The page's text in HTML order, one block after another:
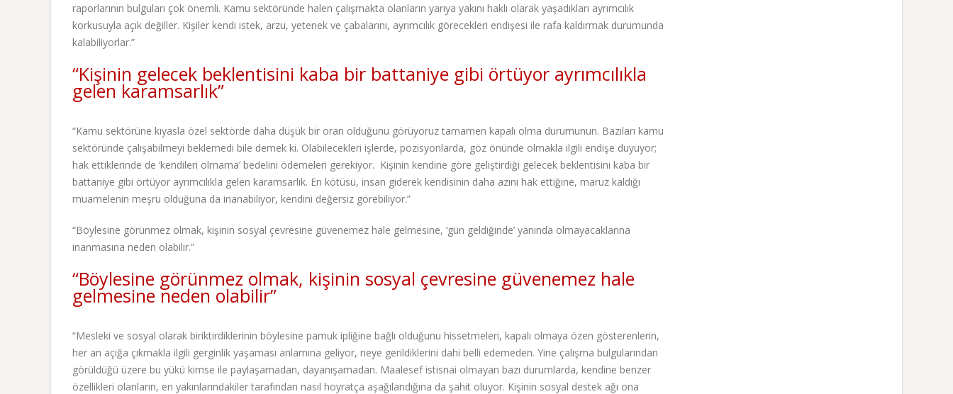
raporlarının bulguları çok önemli. Kamu sektöründe halen çalışmakta olanların yarıya yakını haklı olarak yaşadıkları ayrımcılık
korkusuyla açık değiller. Kişiler kendi istek, arzu, yetenek ve çabalarını, ayrımcılık görecekleri endişesi ile rafa kaldırmak durumunda
kalabiliyorlar.”
“Kişinin gelecek beklentisini kaba bir battaniye gibi örtüyor ayrımcılıkla
gelen karamsarlık”
“Kamu sektörüne kıyasla özel sektörde daha düşük bir oran olduğunu görüyoruz tamamen kapalı olma durumunun. Bazıları kamu
sektöründe çalışabilmeyi beklemedi bile demek ki. Olabilecekleri işlerde, pozisyonlarda, göz önünde olmakla ilgili endişe duyuyor;
hak ettiklerinde de ‘kendileri olmama’ bedelini ödemeleri gerekiyor. Kişinin kendine göre geliştirdiği gelecek beklentisini kaba bir
battaniye gibi örtüyor ayrımcılıkla gelen karamsarlık. En kötüsü, insan giderek kendisinin daha azını hak ettiğine, maruz kaldığı
muamelenin meşru olduğuna da inanabiliyor, kendini değersiz görebiliyor.”
“Böylesine görünmez olmak, kişinin sosyal çevresine güvenemez hale gelmesine, ‘gün geldiğinde’ yanında olmayacaklarına
inanmasına neden olabilir.”
“Böylesine görünmez olmak, kişinin sosyal çevresine güvenemez hale
gelmesine neden olabilir”
“Mesleki ve sosyal olarak biriktirdiklerinin böylesine pamuk ipliğine bağlı olduğunu hissetmeleri, kapalı olmaya özen gösterenlerin,
her an açığa çıkmakla ilgili gerginlik yaşaması anlamına geliyor, neye gerildiklerini dahi belli edemeden. Yine çalışma bulgularından
görüldüğü üzere bu yükü kimse ile paylaşamadan, dayanışamadan. Maalesef istisnai olmayan bazı durumlarda, kendine benzer
özellikleri olanların, en yakınlarındakiler tarafından nasıl hoyratça aşağılandığına da şahit oluyor. Kişinin sosyal destek ağı ona